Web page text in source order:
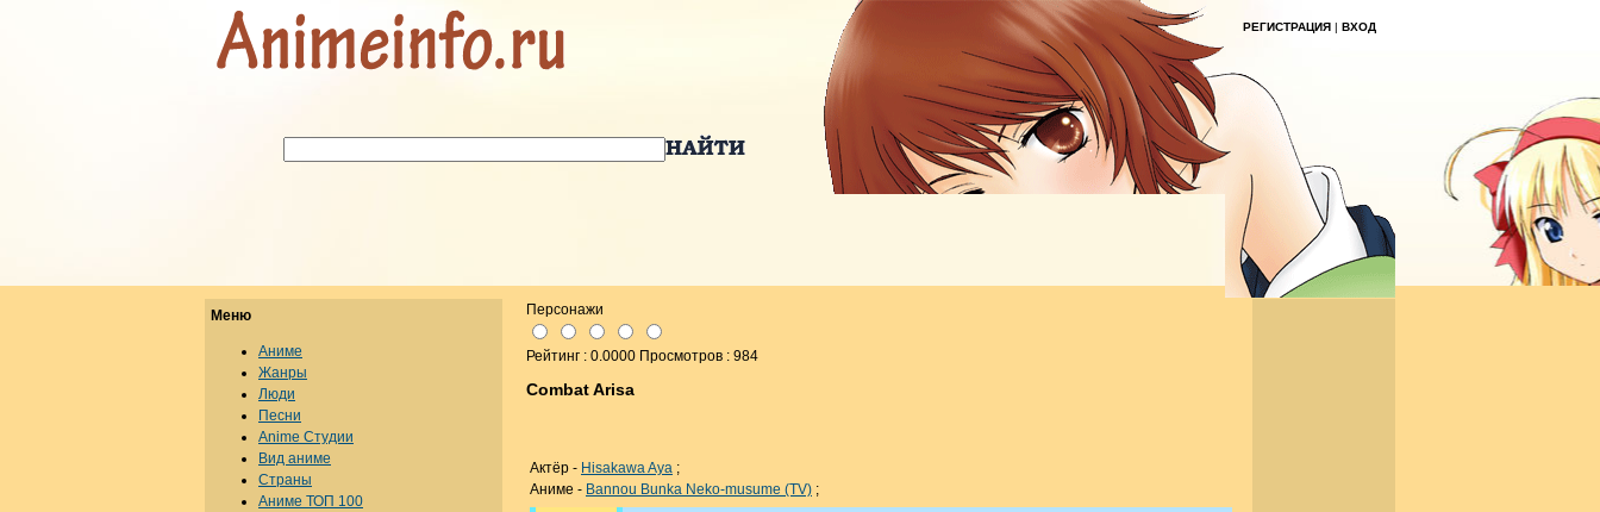
РЕГИСТРАЦИЯ | ВХОД
Персонажи
Рейтинг : 0.0000 Просмотров : 984
Combat Arisa
Актёр - Hisakawa Aya ;
Аниме - Bannou Bunka Neko-musume (TV) ;
Меню
Аниме
Жанры
Люди
Песни
Anime Студии
Вид аниме
Страны
Аниме ТОП 100